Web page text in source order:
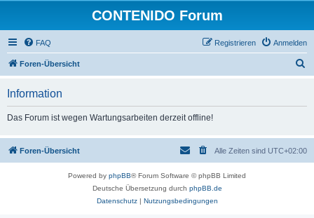
CONTENIDO Forum
FAQ Anmelden
Registrieren
Foren-Übersicht
Information
Das Forum ist wegen Wartungsarbeiten derzeit offline!
Foren-Übersicht Alle Zeiten sind UTC+02:00
Powered by phpBB® Forum Software © phpBB Limited
Deutsche Übersetzung durch phpBB.de
Datenschutz| Nutzungsbedingungen